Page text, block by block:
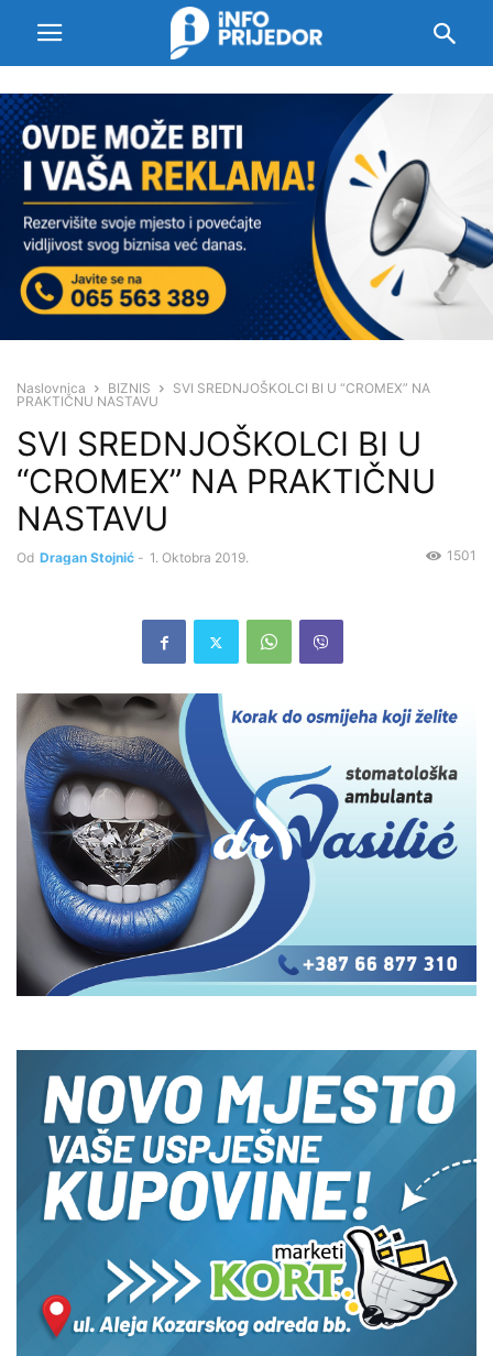
Naslovnica BIZNIS
SVI SREDNJOŠKOLCI BI U “CROMEX” NA
PRAKTIČNU NASTAVU
SVI SREDNJOŠKOLCI BI U
“CROMEX” NA PRAKTIČNU
NASTAVU
Od Dragan Stojnić - 1. Oktobra 2019. 1501